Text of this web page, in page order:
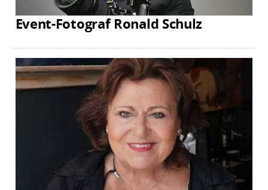
Event-Fotograf Ronald Schulz